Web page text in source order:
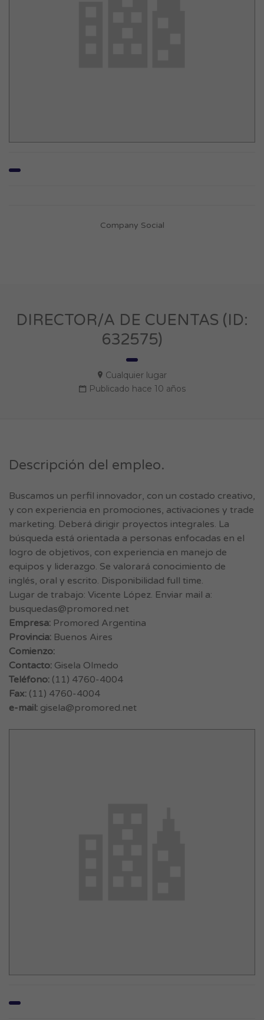
Company Social
DIRECTOR/A DE CUENTAS (ID:
632575)
Cualquier lugar
Publicado hace 10 años
Descripción del empleo.
Buscamos un perfil innovador, con un costado creativo,
y con experiencia en promociones, activaciones y trade
marketing. Deberá dirigir proyectos integrales. La
búsqueda está orientada a personas enfocadas en el
logro de objetivos, con experiencia en manejo de
equipos y liderazgo. Se valorará conocimiento de
inglés, oral y escrito. Disponibilidad full time.
Lugar de trabajo: Vicente López. Enviar mail a:
busquedas@promored.net
Empresa: Promored Argentina
Provincia: Buenos Aires
Comienzo:
Contacto: Gisela Olmedo
Teléfono: (11) 4760-4004
Fax: (11) 4760-4004
e-mail: gisela@promored.net